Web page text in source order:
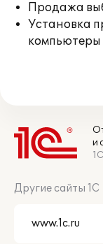
Продажа
Установка
компьютеры
и
Другие сайты 1С